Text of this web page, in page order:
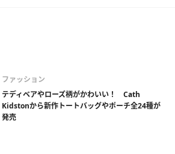
ファッション
テディベアやローズ柄がかわいい！ Cath
Kidstonから新作トートバッグやポーチ全24種が
発売